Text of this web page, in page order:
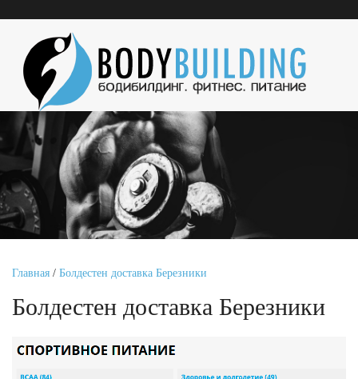
Главная / Болдестен доставка Березники
Болдестен доставка Березники